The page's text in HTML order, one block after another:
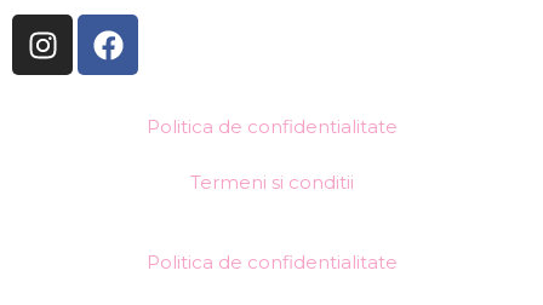
Politica de confidentialitate
Termeni si conditii
Politica de confidentialitate